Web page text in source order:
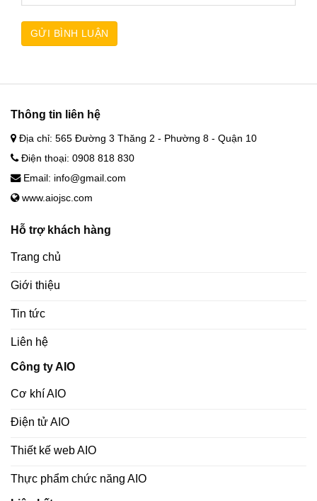
Thông tin liên hệ
Địa chỉ: 565 Đường 3 Thăng 2 - Phường 8 - Quận 10
Điện thoại: 0908 818 830
Email: info@gmail.com
www.aiojsc.com
Hỗ trợ khách hàng
Trang chủ
Giới thiệu
Tin tức
Liên hệ
Công ty AIO
Cơ khí AIO
Điện tử AIO
Thiết kế web AIO
Thực phẩm chức năng AIO